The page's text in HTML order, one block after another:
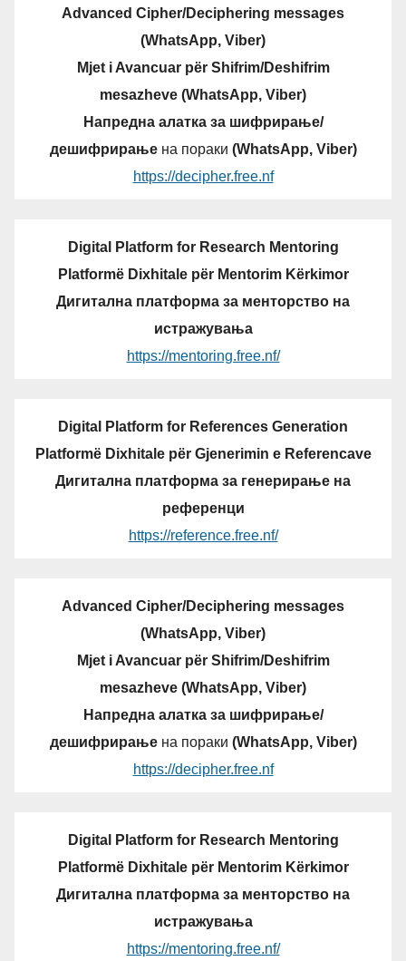
Advanced Cipher/Deciphering messages
(WhatsApp, Viber)
Mjet i Avancuar për Shifrim/Deshifrim
mesazheve (WhatsApp, Viber)
Напредна алатка за шифрирање/
дешифрирањена пораки (WhatsApp, Viber)
https://decipher.free.nf
Digital Platform for Research Mentoring
Platformë Dixhitale për Mentorim Kërkimor
Дигитална платформа за менторство на
истражувања
https://mentoring.free.nf/
Digital Platform for References Generation
Platformë Dixhitale për Gjenerimin e Referencave
Дигитална платформа за генерирање на
референци
https://reference.free.nf/
Advanced Cipher/Deciphering messages
(WhatsApp, Viber)
Mjet i Avancuar për Shifrim/Deshifrim
mesazheve (WhatsApp, Viber)
Напредна алатка за шифрирање/
дешифрирањена пораки (WhatsApp, Viber)
https://decipher.free.nf
Digital Platform for Research Mentoring
Platformë Dixhitale për Mentorim Kërkimor
Дигитална платформа за менторство на
истражувања
https://mentoring.free.nf/